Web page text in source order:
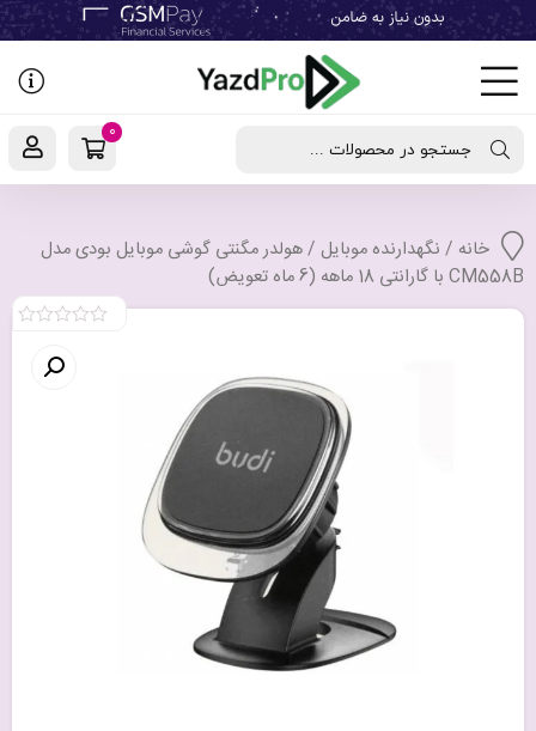
جستجو در محصولات ...
0
خانه / نگهدارنده موبایل / هولدر مگنتی گوشی موبایل بودی مدل
CM558B با گارانتی 18 ماهه (6 ماه تعویض)